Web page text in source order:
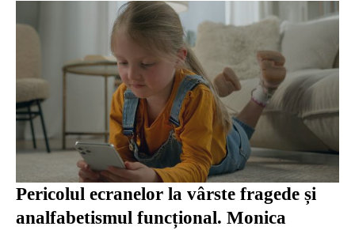
Pericolul ecranelor la vârste fragede și
analfabetismul funcțional. Monica